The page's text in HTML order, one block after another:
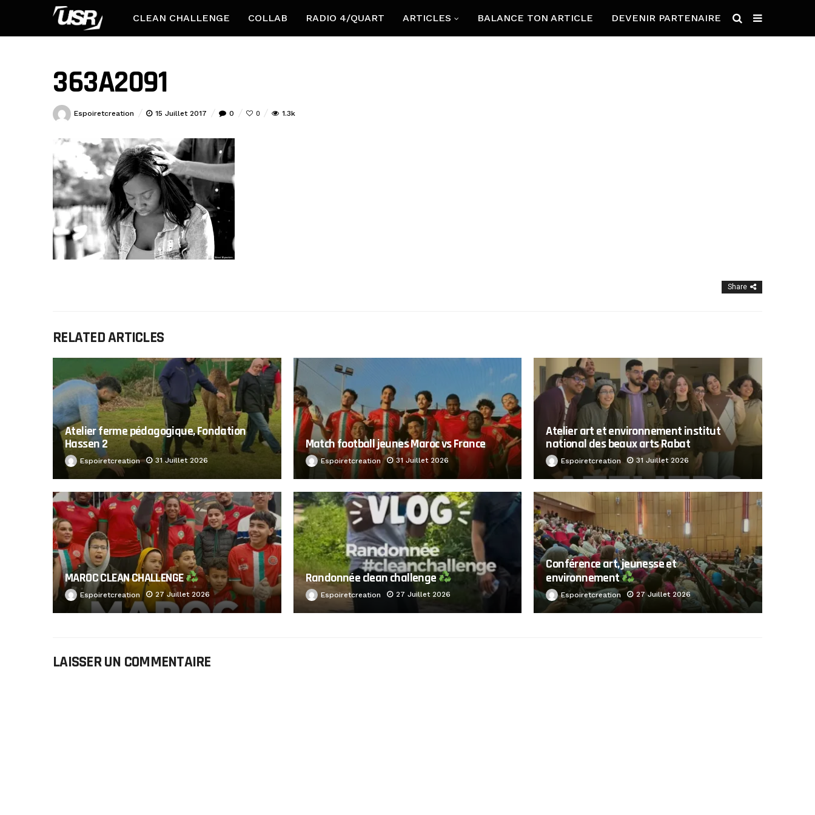
CLEAN CHALLENGE COLLAB RADIO 4/QUART ARTICLES BALANCE TON ARTICLE DEVENIR PARTENAIRE
363A2091
Espoiretcreation 15 Juillet 2017 0 0 1.3k
Share
RELATED ARTICLES
Atelier ferme pédagogique, Fondation
Hassen 2
Espoiretcreation 31 Juillet 2026
Match football jeunes Maroc vs France
Espoiretcreation 31 Juillet 2026
Atelier art et environnement institut
national des beaux arts Rabat
Espoiretcreation 31 Juillet 2026
MAROC CLEAN CHALLENGE
Espoiretcreation 27 Juillet 2026
Randonnée clean challenge
Espoiretcreation 27 Juillet 2026
Conférence art, jeunesse et
environnement
Espoiretcreation 27 Juillet 2026
LAISSER UN COMMENTAIRE